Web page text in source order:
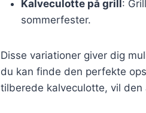
Kalveculotte på grill:
sommerfester.
Disse variationer giver dig
du kan finde den perfekte
tilberede kalveculotte, vil